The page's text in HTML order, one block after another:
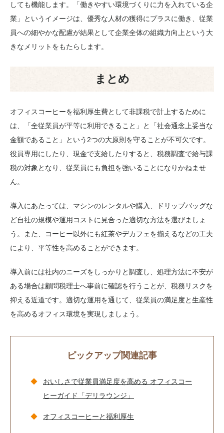
しても機能します。「働きやすい環境づくりに力を入れている企
業」というイメージは、優秀な人材の獲得にプラスに働き、従業
員への細やかな配慮が結果として企業全体の組織力向上という大
きなメリットをもたらします。
まとめ
オフィスコーヒーを福利厚生費として非課税で計上するために
は、「全従業員が平等に利用できること」と「社会通念上妥当な
金額であること」という2つの大原則を守ることが不可欠です。
役員専用にしたり、現金で支給したりすると、税務調査で給与課
税の対象となり、従業員にも負担を強いることになりかねませ
ん。
導入にあたっては、マシンのレンタルや購入、ドリップバッグな
ど自社の規模や運用コストに見合った適切な方法を選びましょ
う。また、コーヒー以外にも紅茶やデカフェを揃えるなどの工夫
により、平等性を高めることができます。
導入前には社内のニーズをしっかりと調査し、処理方法に不安が
ある場合は顧問税理士へ事前に確認を行うことが、税務リスクを
抑える近道です。適切な運用を通じて、従業員の満足度と生産性
を高めるオフィス環境を実現しましょう。
ピックアップ関連記事
おいしさで従業員満足度を高める オフィスコー
ヒーガイド「デリラウンジ」
オフィスコーヒーと福利厚生